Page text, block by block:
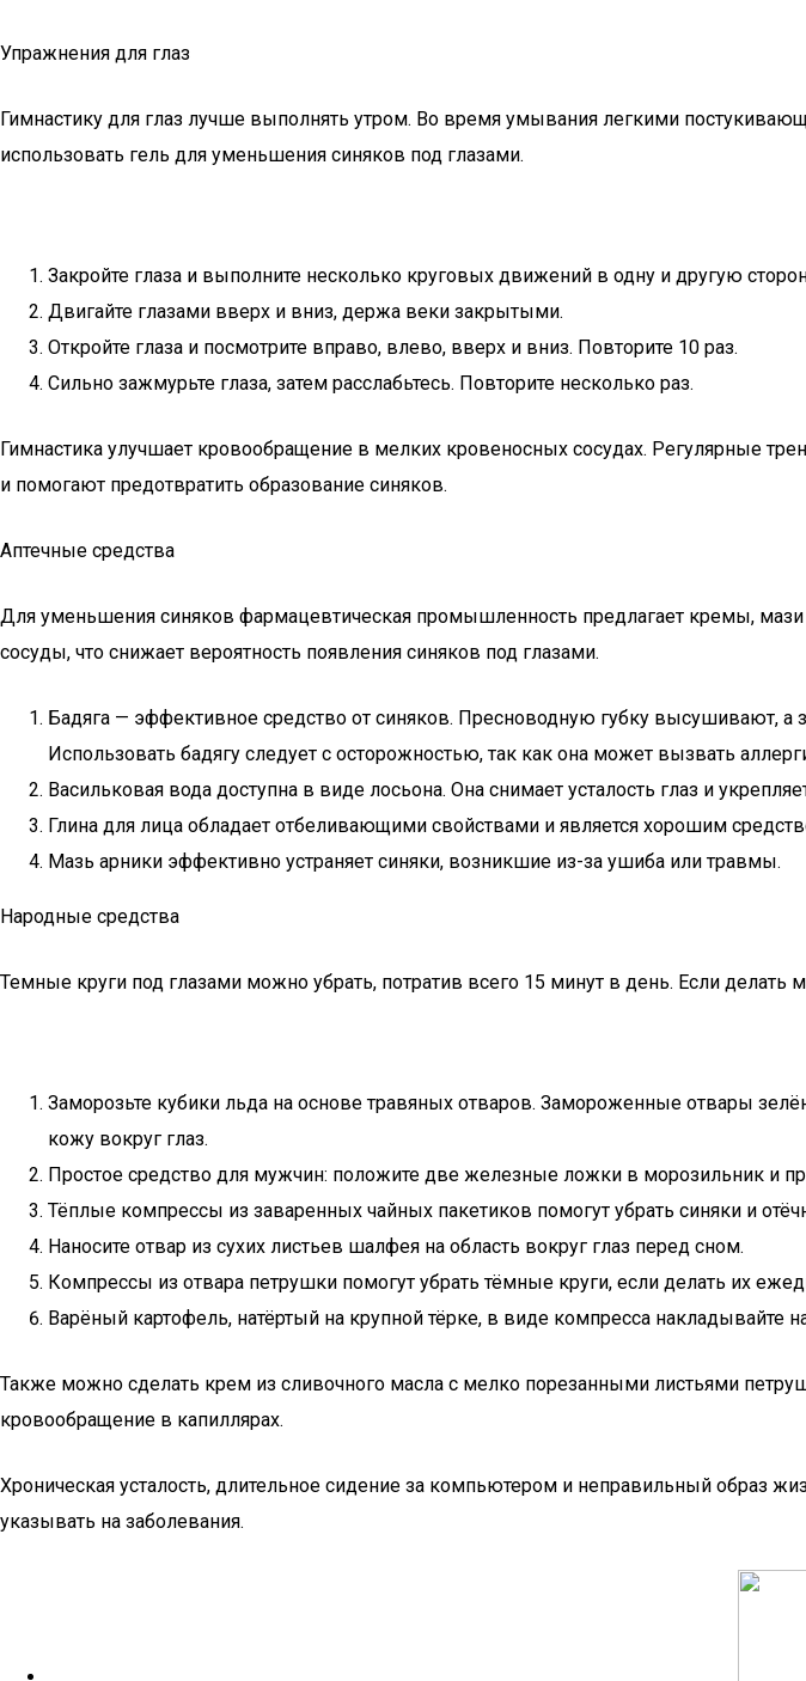
Упражнения для глаз
Гимнастику для глаз лучше выполнять утром. Во время умывания легкими
использовать гель для уменьшения синяков под глазами.
Закройте глаза и выполните несколько круговых движений в одну и другую
Двигайте глазами вверх и вниз, держа веки закрытыми.
Откройте глаза и посмотрите вправо, влево, вверх и вниз. Повторите 10 раз.
Сильно зажмурьте глаза, затем расслабьтесь. Повторите несколько раз.
Гимнастика улучшает кровообращение в мелких кровеносных сосудах. Регулярные
и помогают предотвратить образование синяков.
Аптечные средства
Для уменьшения синяков фармацевтическая промышленность предлагает кремы,
сосуды, что снижает вероятность появления синяков под глазами.
Бадяга — эффективное средство от синяков. Пресноводную губку высушивают,
Использовать бадягу следует с осторожностью, так как она может вызвать
Васильковая вода доступна в виде лосьона. Она снимает усталость глаз и
Глина для лица обладает отбеливающими свойствами и является хорошим
Мазь арники эффективно устраняет синяки, возникшие из-за ушиба или травмы.
Народные средства
Темные круги под глазами можно убрать, потратив всего 15 минут в день. Если делать
Заморозьте кубики льда на основе травяных отваров. Замороженные отвары
кожу вокруг глаз.
Простое средство для мужчин: положите две железные ложки в морозильник и
Тёплые компрессы из заваренных чайных пакетиков помогут убрать синяки и
Наносите отвар из сухих листьев шалфея на область вокруг глаз перед сном.
Компрессы из отвара петрушки помогут убрать тёмные круги, если делать их
Варёный картофель, натёртый на крупной тёрке, в виде компресса
Также можно сделать крем из сливочного масла с мелко порезанными листьями
кровообращение в капиллярах.
Хроническая усталость, длительное сидение за компьютером и неправильный образ
указывать на заболевания.